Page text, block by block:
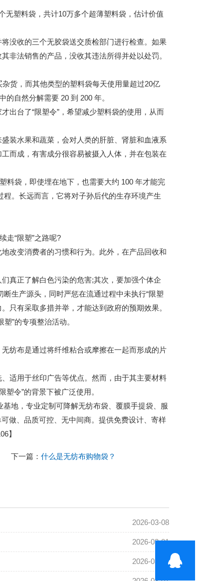
塑料袋，共计10万多个超薄塑料袋，估计价值
收的三个无胶袋送交质检部门进行检查。如果
非法销售的产品，没收其违法所得并处以处罚。
货，而其他类型的塑料袋每天使用量超过20亿
自然分解需要 20 到 200 年。
台了“限塑令”，希望减少塑料袋的使用，从而
水果和蔬菜，会对人类的肝脏、肾脏和血液系
而成，有害成分很容易被摄入人体，并在包装在
袋，即使埋在地下，也需要大约 100 年才能完
。长远而言，它将对子孙后代的生存环境产生
“限塑”之路呢?
变消费者的习惯和行为。此外，在产品回收和
正了解白色污染的危害;其次，要加强个体企
生产源头，同时严惩在流通过程中未执行“限塑
只有采取多措并举，才能达到政府的预期效果。
”的专项整治活动。
布是通过将纤维粘合或摩擦在一起而形成的片
用于丝印广告等优点。然而，由于其主要材料
令”的背景下被广泛使用。
地，专业定制可降解无纺布袋、覆膜手提袋、服
做、品质可控、无中间商。提供免费设计、寄样
】
下一篇：什么是无纺布购物袋？
2026-03-08
2026-03-01
2026-03-01